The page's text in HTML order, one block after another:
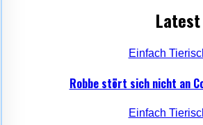
Einfach
Robbe stört sich nicht an
Einfach